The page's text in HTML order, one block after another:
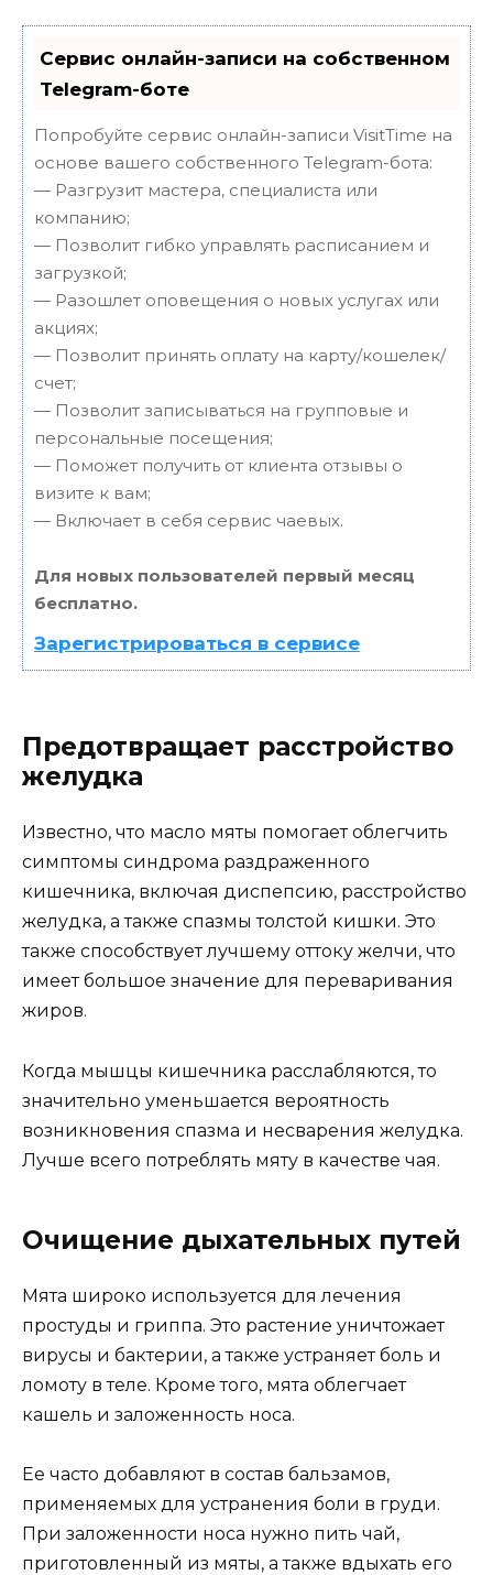
Сервис онлайн-записи на собственном
Telegram-боте
Попробуйте сервис онлайн-записи VisitTime на
основе вашего собственного Telegram-бота:
— Разгрузит мастера, специалиста или
компанию;
— Позволит гибко управлять расписанием и
загрузкой;
— Разошлет оповещения о новых услугах или
акциях;
— Позволит принять оплату на карту/кошелек/
счет;
— Позволит записываться на групповые и
персональные посещения;
— Поможет получить от клиента отзывы о
визите к вам;
— Включает в себя сервис чаевых.
Для новых пользователей первый месяц
бесплатно.
Зарегистрироваться в сервисе
Предотвращает расстройство
желудка
Известно, что масло мяты помогает облегчить
симптомы синдрома раздраженного
кишечника, включая диспепсию, расстройство
желудка, а также спазмы толстой кишки. Это
также способствует лучшему оттоку желчи, что
имеет большое значение для переваривания
жиров.
Когда мышцы кишечника расслабляются, то
значительно уменьшается вероятность
возникновения спазма и несварения желудка.
Лучше всего потреблять мяту в качестве чая.
Очищение дыхательных путей
Мята широко используется для лечения
простуды и гриппа. Это растение уничтожает
вирусы и бактерии, а также устраняет боль и
ломоту в теле. Кроме того, мята облегчает
кашель и заложенность носа.
Ее часто добавляют в состав бальзамов,
применяемых для устранения боли в груди.
При заложенности носа нужно пить чай,
приготовленный из мяты, а также вдыхать его